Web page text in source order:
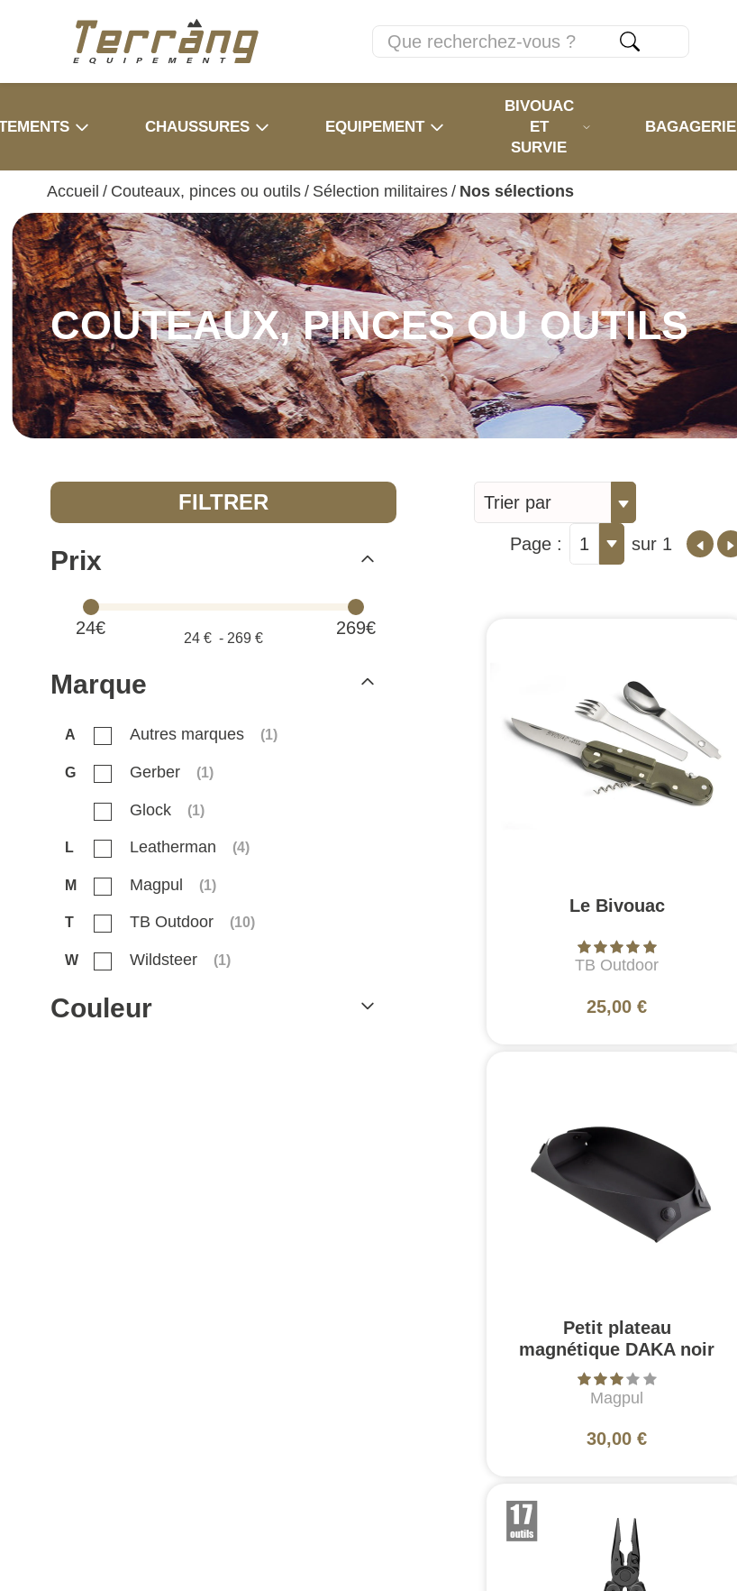
CHAUSSURES EQUIPEMENT
BIVOUAC
ET
SURVIE
BAGAGERIE
Accueil / Couteaux, pinces ou outils / Sélection militaires / Nos sélections
COUTEAUX, PINCES OU OUTILS
FILTRER
Prix
24€ 269€
24 € - 269 €
Marque
A Autres marques (1)
G Gerber (1)
Glock (1)
L Leatherman (4)
M Magpul (1)
T TB Outdoor (10)
W Wildsteer (1)
Couleur
Trier par
Page : 1 sur 1
Le Bivouac
TB Outdoor
25,00 €
Petit plateau
magnétique DAKA noir
Magpul
30,00 €